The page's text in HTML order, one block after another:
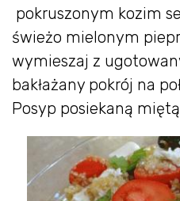
pokruszonym kozim
świeżo mielonym
wymieszaj z
bakłażany pokrój na
Posyp posiekaną